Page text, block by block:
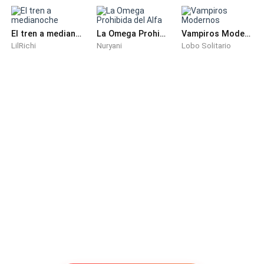
una ciudad dormida y un mar de niebla que podía
tragársela en cualquier momento.
El tren a medianoche
LilRichi
La Omega Prohibida del Alfa
Nuryani
Vampiros Modernos
Lobo Solitario